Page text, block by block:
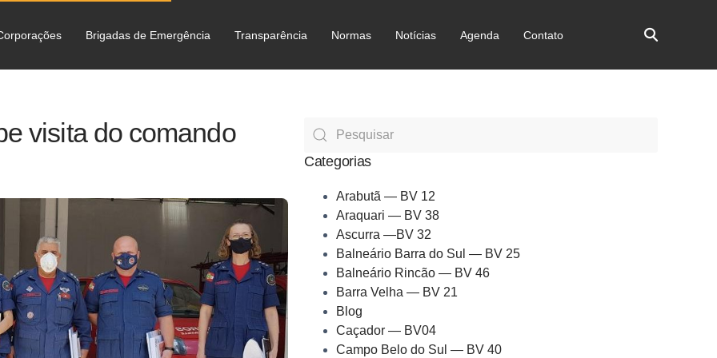
Brigadas de Emergência Transparência Normas Notícias Agenda Contato
visita do comando
Categorias
Arabutã — BV 12
Araquari — BV 38
Ascurra —BV 32
Balneário Barra do Sul — BV 25
Balneário Rincão — BV 46
Barra Velha — BV 21
Blog
Caçador — BV04
Campo Belo do Sul — BV 40